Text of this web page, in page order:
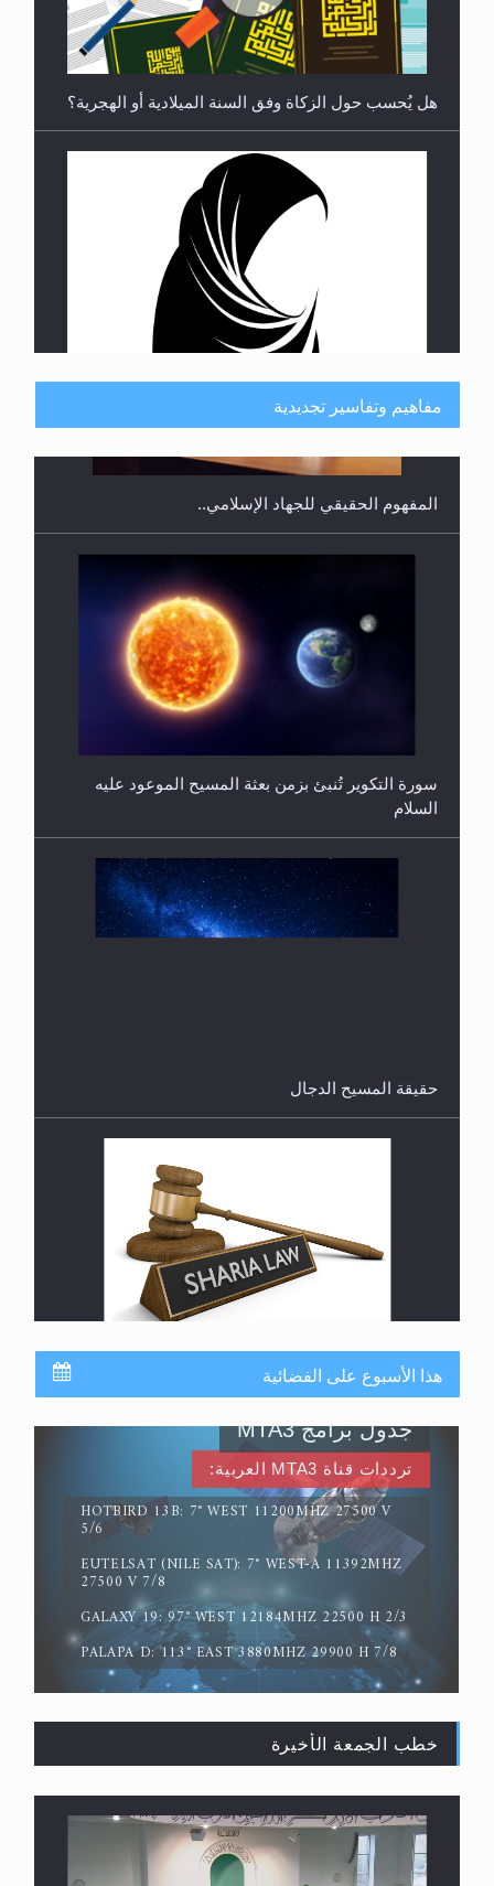
هل يجوز فتح مشروع كوافير نسائي للمحجبات وغير
فتوى أمير المؤمنين الميرزا مسرور أحمد أيده الله في
أطفال الأنابيب وتحديد جنس المولود..
هل من الصحيح أن ديّة المرأة المقتولة تساوي نصف ديّة
الرجل المقتول؟
مفاهيم وتفاسير تجديدية
سورة التكوير تُنبئ بزمن بعثة المسيح الموعود عليه
القرآن قاضٍ وحكمٌ على السنة ومهيمنٌ عليها.. ليس
لا ناسخ ولا منسوخ في القرآن الكريم
المفهوم الحقيقي للجهاد الإسلامي..
هذا الأسبوع على الفضائية
ترددات قناة MTA3 العربية:
HOTBIRD 13B: 7° WEST 11200MHZ 27500 V
5/6
EUTELSAT (NILE SAT): 7° WEST-A 11392MHZ
27500 V 7/8
GALAXY 19: 97° WEST 12184MHZ 22500 H 2/3
PALAPA D: 113° EAST 3880MHZ 29900 H 7/8
جدول برامج MTA3
خطب الجمعة الأخيرة